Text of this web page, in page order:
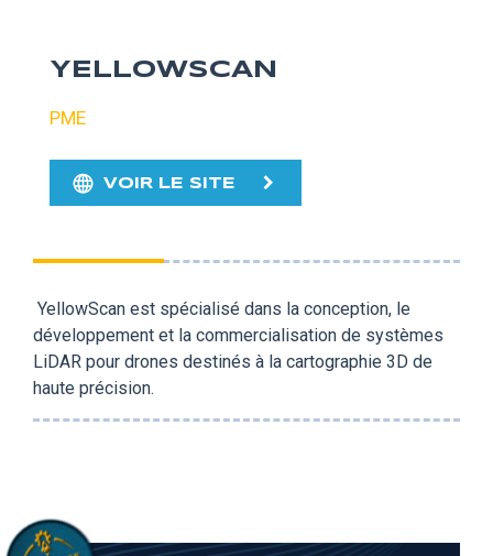
YELLOWSCAN
PME
VOIR LE SITE
YellowScan est spécialisé dans la conception, le
développement et la commercialisation de systèmes
LiDAR pour drones destinés à la cartographie 3D de
haute précision.